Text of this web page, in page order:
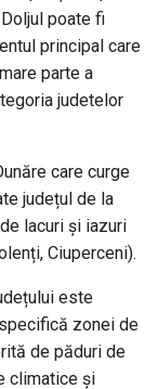
poate fi
principal care
parte a
judetelor
care curge
județul de la
lacuri și iazuri
Ciuperceni).
este
zonei de
de păduri de
climatice și